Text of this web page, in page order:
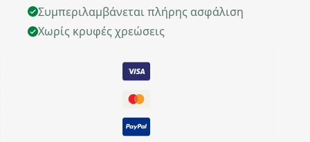
Συμπεριλαμβάνεται πλήρης ασφάλιση
Χωρίς κρυφές χρεώσεις